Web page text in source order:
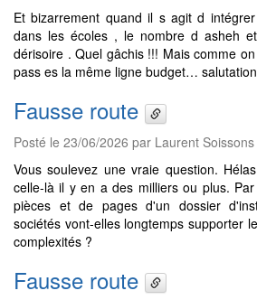
Et bizarrement quand il s agit d
dans les écoles , le nombre d asheh
dérisoire . Quel gâchis !!! Mais comme
pass es la même ligne budget…
Fausse route
Posté le 23/06/2026 par Laurent Soissons
Vous soulevez une vraie question.
celle-là il y en a des milliers ou plus.
pièces et de pages d'un dossier
sociétés vont-elles longtemps supporter
complexités ?
Fausse route